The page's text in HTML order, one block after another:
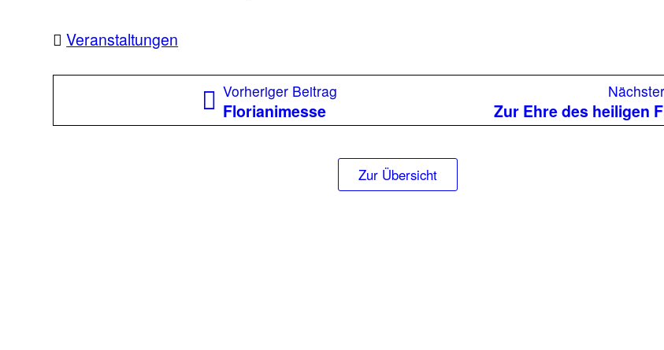
Veranstaltungen
BeitragsnavigationVorheriger Beitrag
Florianimesse Zur Ehre des heiligen
Zur Übersicht